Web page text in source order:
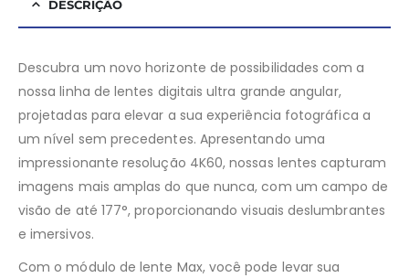
DESCRIÇÃO
Descubra um novo horizonte de possibilidades com a
nossa linha de lentes digitais ultra grande angular,
projetadas para elevar a sua experiência fotográfica a
um nível sem precedentes. Apresentando uma
impressionante resolução 4K60, nossas lentes capturam
imagens mais amplas do que nunca, com um campo de
visão de até 177°, proporcionando visuais deslumbrantes
e imersivos.
Com o módulo de lente Max, você pode levar sua